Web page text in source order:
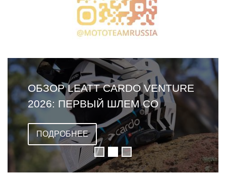
ОБЗОР LEATT CARDO VENTURE
2026: ПЕРВЫЙ ШЛЕМ СО
ВСТРОЕННОЙ ГАРНИТУРОЙ
ПОДРОБНЕЕ